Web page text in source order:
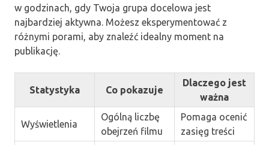
w godzinach, gdy Twoja grupa docelowa jest
najbardziej aktywna. Możesz eksperymentować z
różnymi porami, aby znaleźć idealny moment na
publikację.
Statystyka Co pokazuje
Dlaczego jest
ważna
Wyświetlenia
Ogólną liczbę
obejrzeń filmu
Pomaga ocenić
zasięg treści